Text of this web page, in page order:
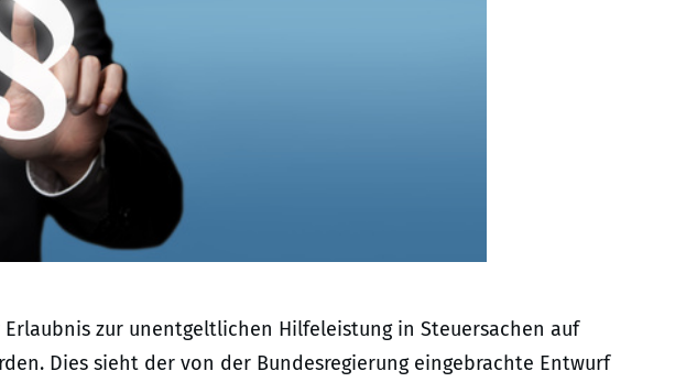
zur unentgeltlichen Hilfeleistung in Steuersachen auf
Dies sieht der von der Bundesregierung eingebrachte Entwurf